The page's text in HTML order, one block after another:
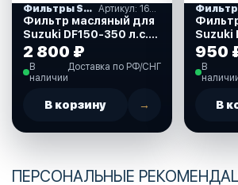
Фильтры SUZUKI Артикул: 16510-96J10(11)-000
Фильтр масляный для
Suzuki DF150-350 л.с.
(16510-96J10(11)-000)
2 800 ₽
В
наличии
Доставка по РФ/СНГ
В корзину →
Suzuki
950
В
В
ПЕРСОНАЛЬНЫЕ